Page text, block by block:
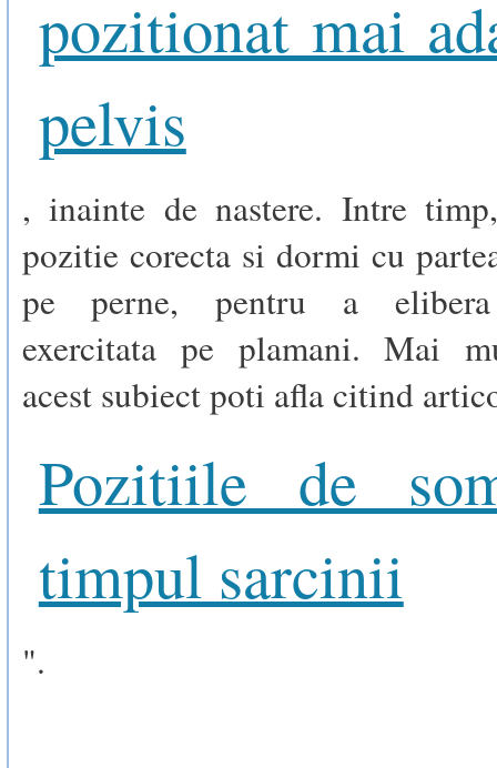
pozitionat mai
pelvis
, inainte de nastere. Intre
pozitie corecta si dormi cu
pe perne, pentru a elibera
exercitata pe plamani. Mai
acest subiect poti afla citind
Pozitiile de
timpul sarcinii
".